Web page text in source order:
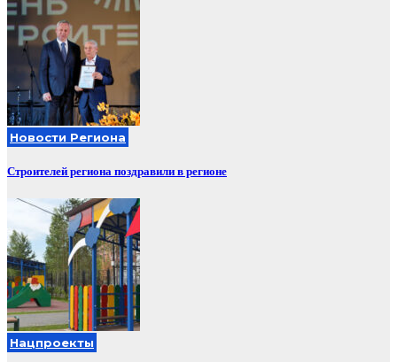
Новости Региона
Строителей региона поздравили в регионе
Нацпроекты